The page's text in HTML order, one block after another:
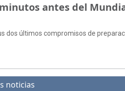
antes del
dos últimos compromisos de
noticias